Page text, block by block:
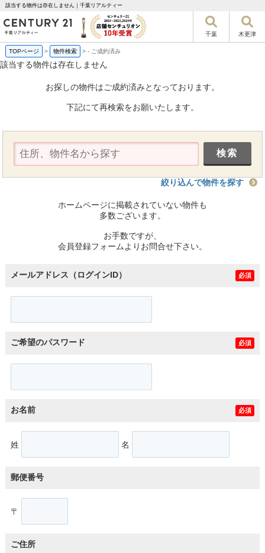
該当する物件は存在しません｜千葉リアルティー
千葉 木更津
TOPページ > 物件検索 >- ご成約済み
該当する物件は存在しません
お探しの物件はご成約済みとなっております。
下記にて再検索をお願いたします。
絞り込んで物件を探す
ホームページに掲載されていない物件も
多数ございます。
お手数ですが、
会員登録フォームよりお問合せ下さい。
メールアドレス（ログインID） 必須
ご希望のパスワード 必須
お名前 必須
姓 名
郵便番号
〒
ご住所